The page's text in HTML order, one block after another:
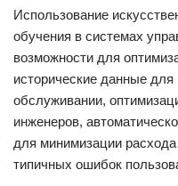
Использование
обучения в системах
возможности для
исторические данные для
обслуживании,
инженеров,
для минимизации
типичных ошибок